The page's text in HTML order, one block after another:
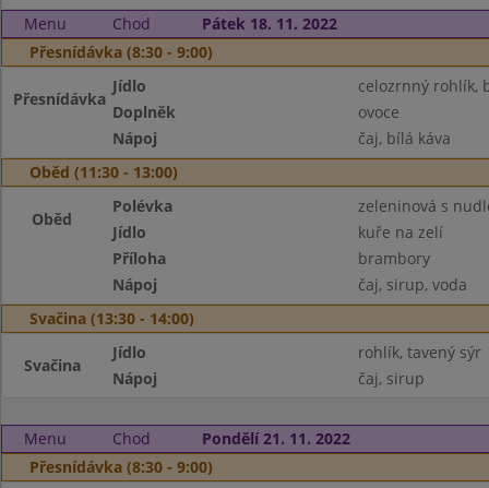
Menu Chod
Pátek 18. 11. 2022
Přesnídávka (8:30 - 9:00)
Přesnídávka
Jídlo
celozrnný rohlík,
Doplněk
ovoce
Nápoj
čaj, bílá káva
Oběd (11:30 - 13:00)
Oběd
Polévka
zeleninová s
Jídlo
kuře na zelí
Příloha
brambory
Nápoj
čaj, sirup, voda
Svačina (13:30 - 14:00)
Svačina
Jídlo
rohlík, tavený sýr
Nápoj
čaj, sirup
Menu Chod
Pondělí 21. 11. 2022
Přesnídávka (8:30 - 9:00)